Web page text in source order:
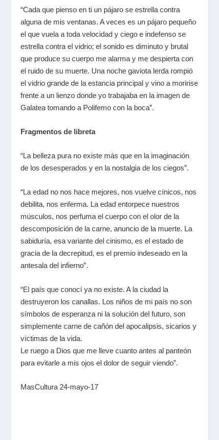
“Cada que pienso en ti un pájaro se estrella contra
alguna de mis ventanas. A veces es un pájaro pequeño
el que vuela a toda velocidad y ciego e indefenso se
estrella contra el vidrio; el sonido es diminuto y brutal
que produce su cuerpo me alarma y me despierta con
el ruido de su muerte. Una noche gaviota lerda rompió
el vidrio grande de la estancia principal y vino a moririse
frente a un lienzo donde yo trabajaba en la imagen de
Galatea tomando a Polifemo con la boca”.
Fragmentos de libreta
“La belleza pura no existe más que en la imaginación
de los desesperados y en la nostalgia de los ciegos”.
“La edad no nos hace mejores, nos vuelve cínicos, nos
debilita, nos enferma. La edad entorpece nuestros
músculos, nos perfuma el cuerpo con el olor de la
descomposición de la carne, anuncio de la muerte. La
sabiduría, esa variante del cinismo, es el estado de
gracia de la decrepitud, es el premio indeseado en la
antesala del infierno”.
“El país que conocí ya no existe. A la ciudad la
destruyeron los canallas. Los niños de mi país no son
símbolos de esperanza ni la solución del futuro, son
simplemente carne de cañón del apocalipsis, sicarios y
víctimas de la vida.
Le ruego a Dios que me lleve cuanto antes al panteón
para evitarle a mis ojos el dolor de seguir viendo”.
MasCultura 24-mayo-17